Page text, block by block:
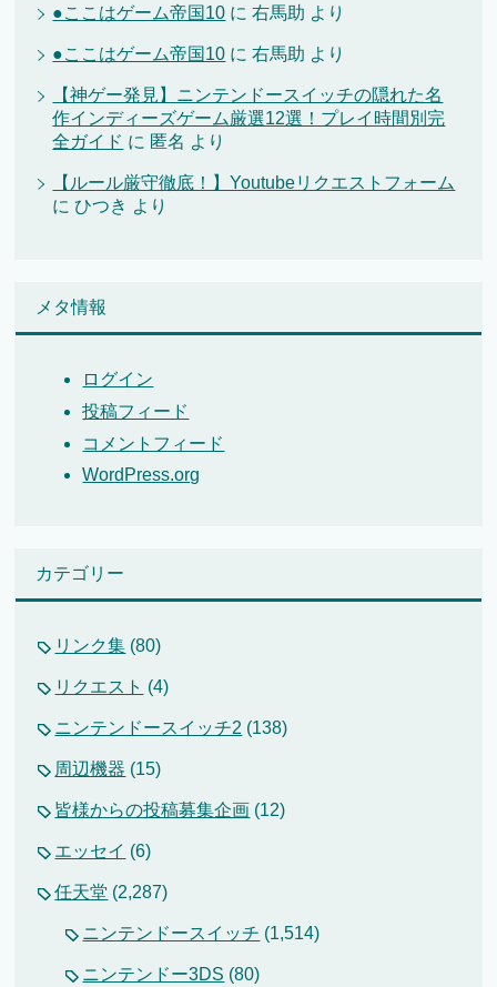
●ここはゲーム帝国10 に右馬助 より
●ここはゲーム帝国10 に右馬助 より
【神ゲー発見】ニンテンドースイッチの隠れた名
作インディーズゲーム厳選12選！プレイ時間別完
全ガイド に 匿名 より
【ルール厳守徹底！】Youtubeリクエストフォーム
にひつき より
メタ情報
ログイン
投稿フィード
コメントフィード
WordPress.org
カテゴリー
リンク集 (80)
リクエスト (4)
ニンテンドースイッチ2 (138)
周辺機器 (15)
皆様からの投稿募集企画 (12)
エッセイ (6)
任天堂 (2,287)
ニンテンドースイッチ (1,514)
ニンテンドー3DS (80)